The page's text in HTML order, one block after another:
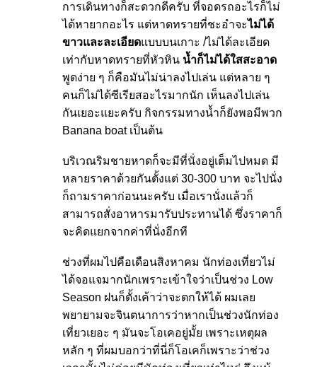
การเดินทางก็สะดวกดีครับ ที่จอดรถอะไรก็ไม่
ได้หายากอะไร แต่หาดทรายที่ชะอำจะไม่ได้
ขาวและละเอียดแบบบนเกาะ /ไม่ได้ละเอียด
เท่ากับหาดทรายที่หัวหิน น้ำก็ไม่ได้ใสสะอาด
พูดง่าย ๆ ก็คือมันไม่น่าลงไปเล่น แต่หลาย ๆ
คนก็ไม่ได้ซีเรียสอะไรมากนัก เห็นลงไปเล่น
กันเยอะแยะครับ กิจกรรมทางน้ำก็ยังพอมีพวก
Banana boat เป็นต้น
บริเวณริมชายหาดก็จะมีที่นั่งอยู่เต็มไปหมด มี
หลายราคาด้วยกันตั้งแต่ 30-300 บาท จะไปนั่ง
ก็ถามราคาก่อนนะครับ เมื่อเรานั่งแล้วก็
สามารถสั่งอาหารมารับประทานได้ ซึ่งราคาก็
จะคิดแยกจากค่าที่นั่งอีกที
ช่วงที่ผมไปคือเดือนสิงหาคม นักท่องเที่ยวไม่
ได้จอแจมากนักเพราะเข้าใจว่าเป็นช่วง Low
Season ฝนก็ตั้งเค้าว่าจะตกให้ได้ ผมเลย
พยายามจะจินตนาการว่าหากเป็นช่วงนักท่อง
เที่ยวเยอะ ๆ มันจะโอเคอยู่มั้ย เพราะเหตุผล
หลัก ๆ ที่ผมบอกว่าที่นี่ก็โอเคก็เพราะว่าช่วง